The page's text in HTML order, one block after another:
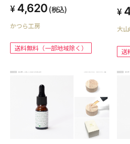
4,620 (税込)
かつら工房
送料無料（一部地域除く）
大
送